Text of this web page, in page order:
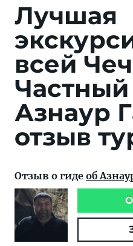
Лучшая
всей
Азнаур
отзыв
Отзыв о гиде об